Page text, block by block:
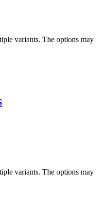
variants. The options may
variants. The options may